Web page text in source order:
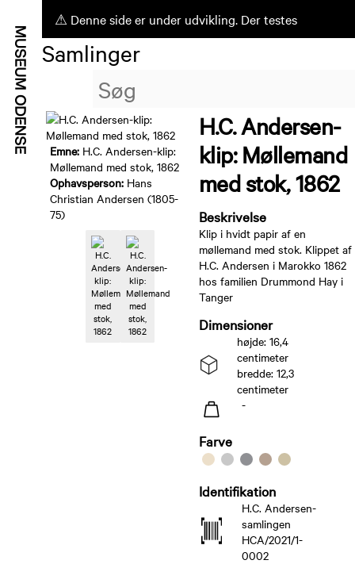
⚠ Denne side er under udvikling. Der testes
ufærdige funktioner.
Samlinger
Emne: H.C. Andersen-klip:
Møllemand med stok, 1862
Ophavsperson: Hans
Christian Andersen (1805-
75)
H.C. Andersen-
klip: Møllemand
med stok, 1862
Beskrivelse
Klip i hvidt papir af en
møllemand med stok. Klippet af
H.C. Andersen i Marokko 1862
hos familien Drummond Hay i
Tanger
Dimensioner
højde: 16,4
centimeter
bredde: 12,3
centimeter
-
Farve
Identifikation
H.C. Andersen-
samlingen
HCA/2021/1-
0002